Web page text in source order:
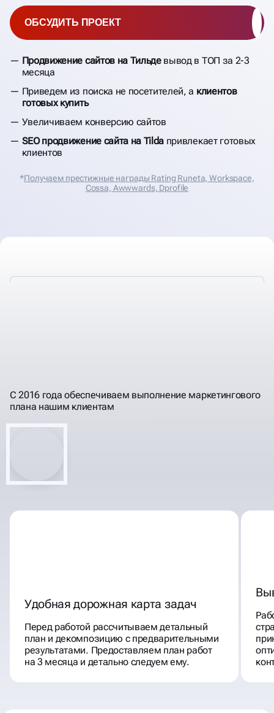
Продвижение сайтов на Тильдевывод в ТОП за 2-3
месяца
Приведем из поиска не посетителей, а клиентов
готовых купить
Увеличиваем конверсию сайтов
SEO продвижение сайта на Tilda привлекает готовых
клиентов
ОБСУДИТЬ ПРОЕКТ
*Получаем престижные награды Rating Runeta, Workspace,
Cossa, Аwwwards, Dprofile
ИНВЕСТИЦИИ
ПОНЯТНЫМ ЯЗЫКОМ
С 2016 года обеспечиваем выполнение маркетингового
плана нашим клиентам
Удобная дорожная карта задач
Перед работой рассчитываем детальный
план и декомпозицию с предварительными
результатами. Предоставляем план работ
на 3 месяца и детально следуем ему.